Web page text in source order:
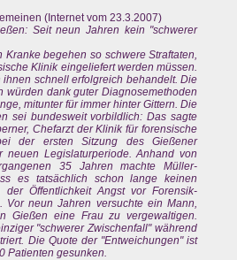
(Internet vom 23.3.2007)
Seit neun Jahren kein "schwerer
Kranke begehen so schwere Straftaten,
Klinik eingeliefert werden müssen.
schnell erfolgreich behandelt. Die
würden dank guter Diagnosemethoden
mitunter für immer hinter Gittern. Die
sei bundesweit vorbildlich: Das sagte
Chefarzt der Klinik für forensische
der ersten Sitzung des Gießener
neuen Legislaturperiode. Anhand von
35 Jahren machte Müller-
es tatsächlich schon lange keinen
Öffentlichkeit Angst vor Forensik-
Vor neun Jahren versuchte ein Mann,
Gießen eine Frau zu vergewaltigen.
"schwerer Zwischenfall" während
Die Quote der "Entweichungen" ist
Patienten gesunken.